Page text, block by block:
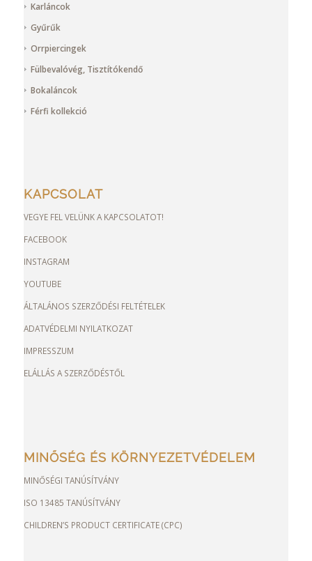
Karláncok
Gyűrűk
Orrpiercingek
Fülbevalóvég, Tisztítókendő
Bokaláncok
Férfi kollekció
KAPCSOLAT
VEGYE FEL VELÜNK A KAPCSOLATOT!
FACEBOOK
INSTAGRAM
YOUTUBE
ÁLTALÁNOS SZERZŐDÉSI FELTÉTELEK
ADATVÉDELMI NYILATKOZAT
IMPRESSZUM
ELÁLLÁS A SZERZŐDÉSTŐL
MINŐSÉG ÉS KÖRNYEZETVÉDELEM
MINŐSÉGI TANÚSÍTVÁNY
ISO 13485 TANÚSÍTVÁNY
CHILDREN’S PRODUCT CERTIFICATE (CPC)